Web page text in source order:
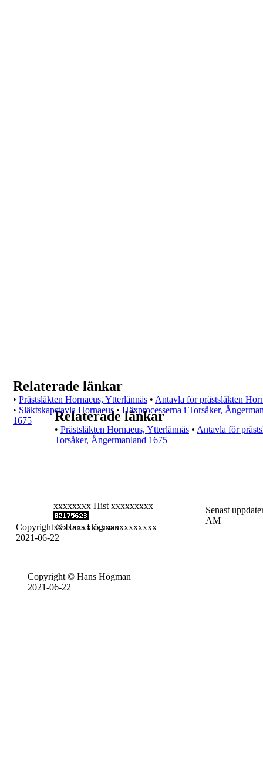
Copyright © Hans Högman
2021-06-22
xxxxxxxx Hist xxxxxxxxx
xxxxxxxxxxxxxxxxxxxxxx
Senast
AM
Relaterade länkar
• Prästsläkten Hornaeus, Ytterlännäs • Antavla för
Torsåker, Ångermanland 1675
Copyright © Hans Högman
2021-06-22
Relaterade länkar
• Prästsläkten Hornaeus, Ytterlännäs • Antavla för prästsläkten
• Släktskapstavla Hornaeus • Häxprocesserna i Torsåker,
1675